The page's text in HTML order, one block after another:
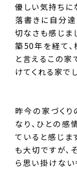
優しい気持ちに
落書きに自分達
切なさも感じま
築50年を経て
と言えるこの家
けてくれる家で
昨今の家づく
なり、ひとの
ていると感じま
も大切ですが、
ら思い掛けな